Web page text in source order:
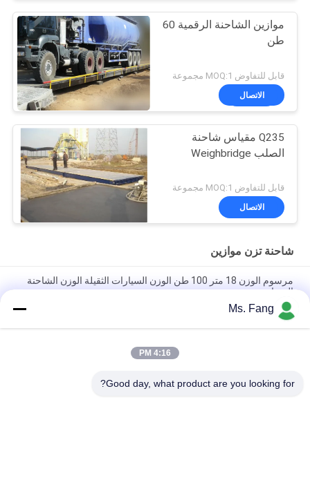
موازين الشاحنة الرقمية 60
طن
قابل للتفاوض MOQ:1 مجموعة
الاتصال
Q235 مقياس شاحنة
الصلب Weighbridge
قابل للتفاوض MOQ:1 مجموعة
الاتصال
شاحنة تزن موازين
مرسوم الوزن 18 متر 100 طن الوزن السيارات الثقيلة الوزن الشاحنة
الميزان
الحمولة المسموح بها والتصميم المخصص
الشعبية 3m العرض 10m الطول 60t ثقيلة-الواجب شاحنة الميزانات
Ms. Fang
4:16 PM
Good day, what product are you looking for?